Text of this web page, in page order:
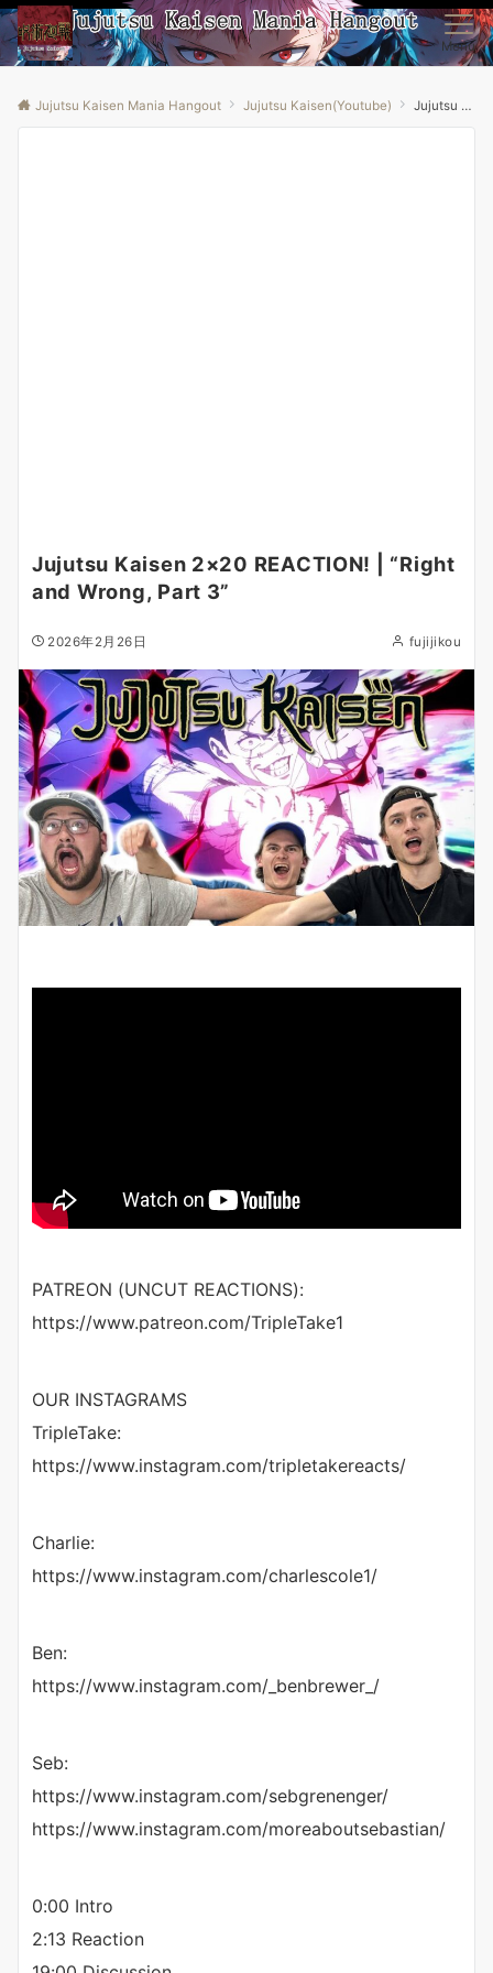
Menu
Jujutsu Kaisen Mania Hangout Jujutsu Kaisen(Youtube) Jujutsu Kaisen 2×20 REACTION! | “Right and Wrong, Part 3”
Jujutsu Kaisen 2×20 REACTION! | “Right
and Wrong, Part 3”
2026年2月26日 fujijikou
PATREON (UNCUT REACTIONS):
https://www.patreon.com/TripleTake1
OUR INSTAGRAMS
TripleTake:
https://www.instagram.com/tripletakereacts/
Charlie:
https://www.instagram.com/charlescole1/
Ben:
https://www.instagram.com/_benbrewer_/
Seb:
https://www.instagram.com/sebgrenenger/
https://www.instagram.com/moreaboutsebastian/
0:00 Intro
2:13 Reaction